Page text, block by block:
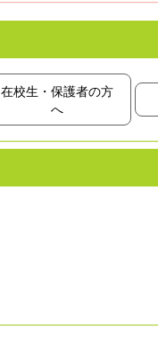
在校生・保護者の方
へ